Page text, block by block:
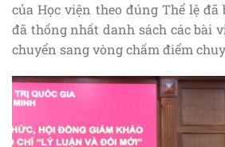
của Học viện theo đúng Thể lệ
đã thống nhất danh sách các bài
chuyển sang vòng chấm điểm